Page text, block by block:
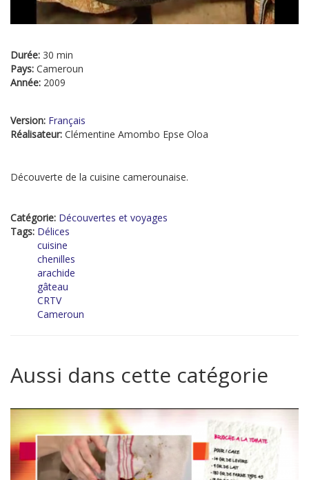
Durée: 30 min
Pays: Cameroun
Année: 2009
Version: Français
Réalisateur: Clémentine Amombo Epse Oloa
Découverte de la cuisine camerounaise.
Catégorie: Découvertes et voyages
Tags: Délices
cuisine
chenilles
arachide
gâteau
CRTV
Cameroun
Aussi dans cette catégorie